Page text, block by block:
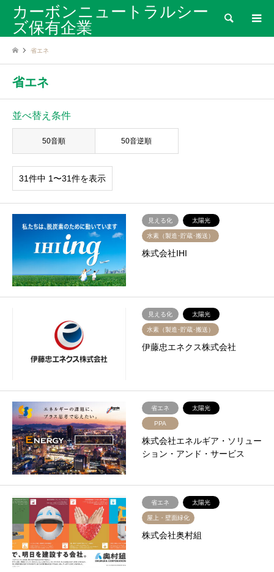
カーボンニュートラルシー
ズ保有企業
検索
省エネ
省エネ
並べ替え条件
50音順 50音逆順
31件中 1〜31件を表示
見える化 太陽光
水素（製造･貯蔵･搬送）
株式会社IHI
見える化 太陽光
水素（製造･貯蔵･搬送）
伊藤忠エネクス株式会社
省エネ 太陽光
PPA
株式会社エネルギア・ソリュー
ション・アンド・サービス
省エネ 太陽光
屋上・壁面緑化
株式会社奥村組